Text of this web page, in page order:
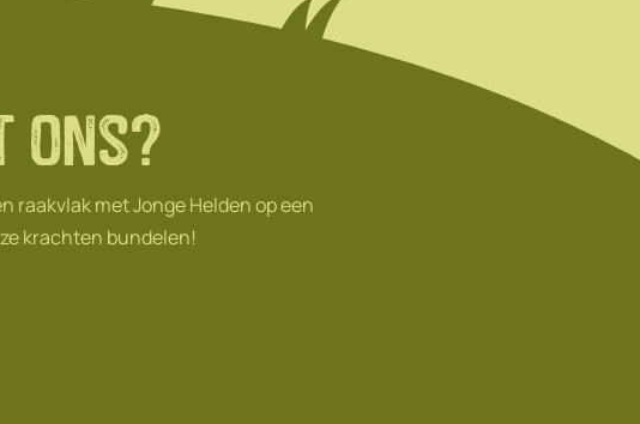
ons?
raakvlak met Jonge Helden op een
krachten bundelen!